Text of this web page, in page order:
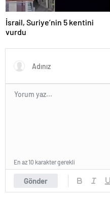
İsrail, Suriye’nin 5 kentini
vurdu
Gönder
En az 10 karakter gerekli